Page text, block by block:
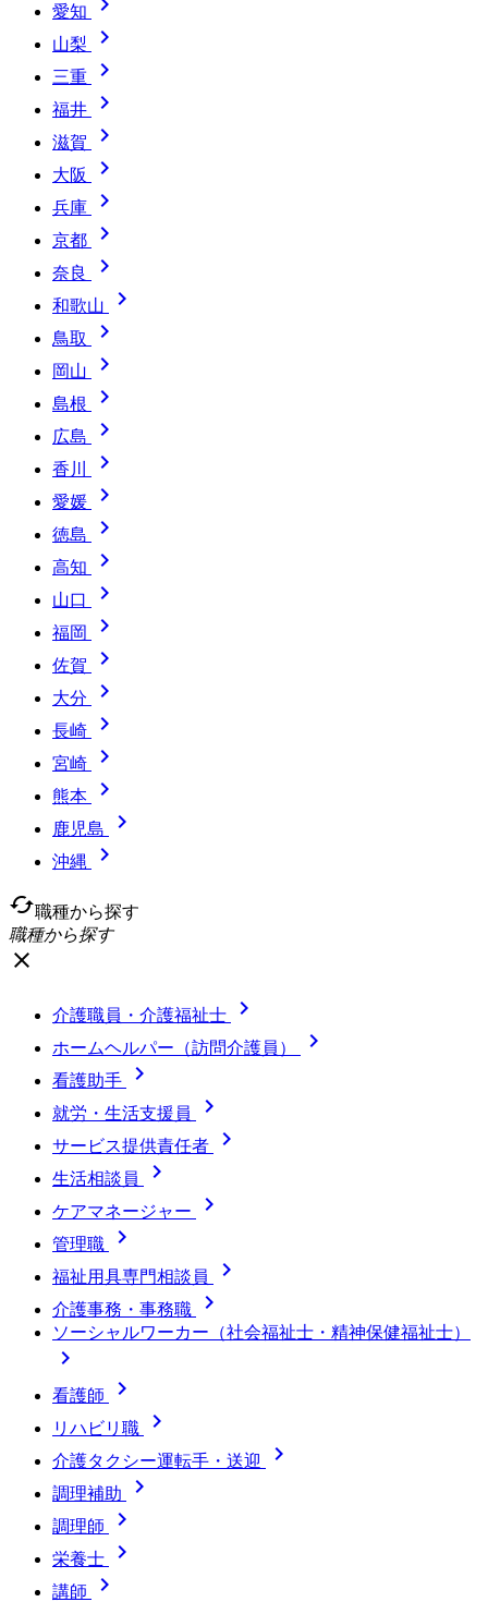
愛知
山梨 
三重 
福井 
滋賀 
大阪 
兵庫 
京都 
奈良 
和歌山 
鳥取 
岡山 
島根 
広島 
香川 
愛媛 
徳島 
高知 
山口 
福岡 
佐賀 
大分 
長崎 
宮崎 
熊本 
鹿児島 
沖縄

cached職種から探す
職種から探す
close
介護職員・介護福祉士 
ホームヘルパー（訪問介護員） 
看護助手 
就労・生活支援員 
サービス提供責任者 
生活相談員 
ケアマネージャー 
管理職 
福祉用具専門相談員 
介護事務・事務職 
ソーシャルワーカー（社会福祉士・精神保健福祉士）

看護師 
リハビリ職 
介護タクシー運転手・送迎 
調理補助 
調理師 
栄養士 
講師 